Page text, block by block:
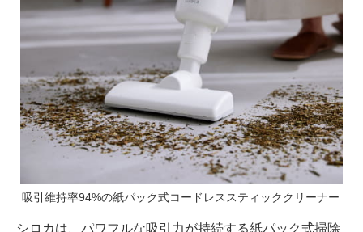
吸引維持率94%の紙パック式コードレススティッククリーナー
シロカは、パワフルな吸引力が持続する紙パック式掃除